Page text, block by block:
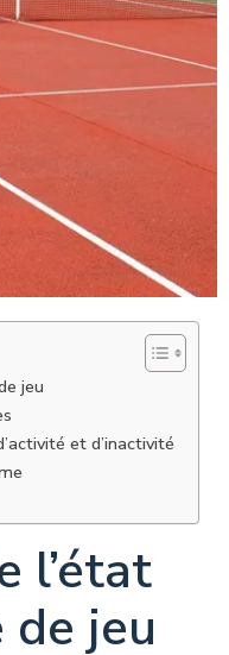
jeu
et d’inactivité
l’état
jeu